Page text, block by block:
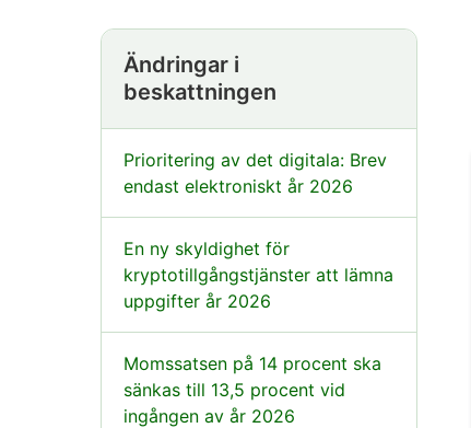
Ändringar i
beskattningen
Prioritering av det digitala: Brev
endast elektroniskt år 2026
En ny skyldighet för
kryptotillgångstjänster att lämna
uppgifter år 2026
Momssatsen på 14 procent ska
sänkas till 13,5 procent vid
ingången av år 2026